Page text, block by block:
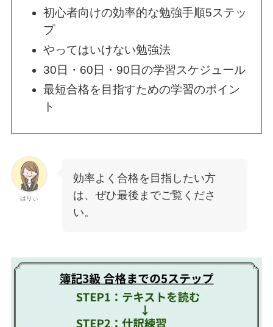
初心者向けの効率的な勉強手順5ステッ
プ
やってはいけない勉強法
30日・60日・90日の学習スケジュール
最短合格を目指すための学習のポイン
ト
はりぃ
効率よく合格を目指したい方
は、ぜひ最後までご覧くださ
い。